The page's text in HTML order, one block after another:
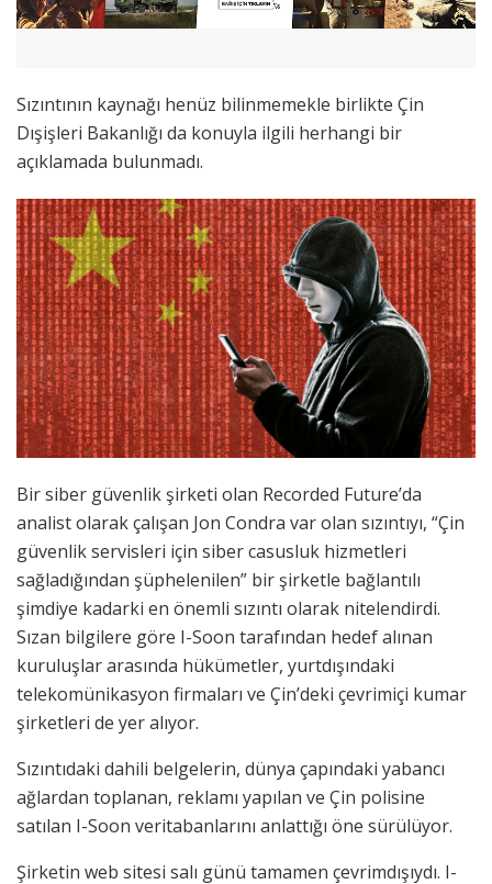
Sızıntının kaynağı henüz bilinmemekle birlikte Çin
Dışişleri Bakanlığı da konuyla ilgili herhangi bir
açıklamada bulunmadı.
Bir siber güvenlik şirketi olan Recorded Future’da
analist olarak çalışan Jon Condra var olan sızıntıyı, “Çin
güvenlik servisleri için siber casusluk hizmetleri
sağladığından şüphelenilen” bir şirketle bağlantılı
şimdiye kadarki en önemli sızıntı olarak nitelendirdi.
Sızan bilgilere göre I-Soon tarafından hedef alınan
kuruluşlar arasında hükümetler, yurtdışındaki
telekomünikasyon firmaları ve Çin’deki çevrimiçi kumar
şirketleri de yer alıyor.
Sızıntıdaki dahili belgelerin, dünya çapındaki yabancı
ağlardan toplanan, reklamı yapılan ve Çin polisine
satılan I-Soon veritabanlarını anlattığı öne sürülüyor.
Şirketin web sitesi salı günü tamamen çevrimdışıydı. I-